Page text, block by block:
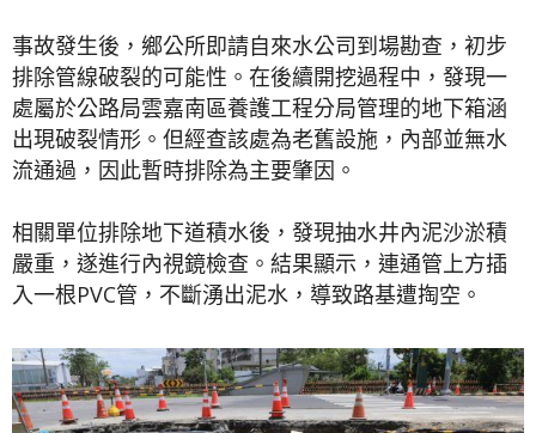
事故發生後，鄉公所即請自來水公司到場勘查，初步
排除管線破裂的可能性。在後續開挖過程中，發現一
處屬於公路局雲嘉南區養護工程分局管理的地下箱涵
出現破裂情形。但經查該處為老舊設施，內部並無水
流通過，因此暫時排除為主要肇因。
相關單位排除地下道積水後，發現抽水井內泥沙淤積
嚴重，遂進行內視鏡檢查。結果顯示，連通管上方插
入一根PVC管，不斷湧出泥水，導致路基遭掏空。